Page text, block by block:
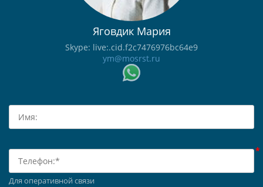
Яговдик Мария
Skype: live:.cid.f2c7476976bc64e9
ym@mosrst.ru
Для оперативной связи